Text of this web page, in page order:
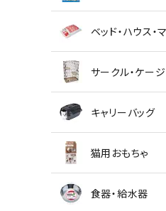
ベッド・ハウス・
サークル・ケージ
キャリーバッグ
猫用おもちゃ
食器・給水器